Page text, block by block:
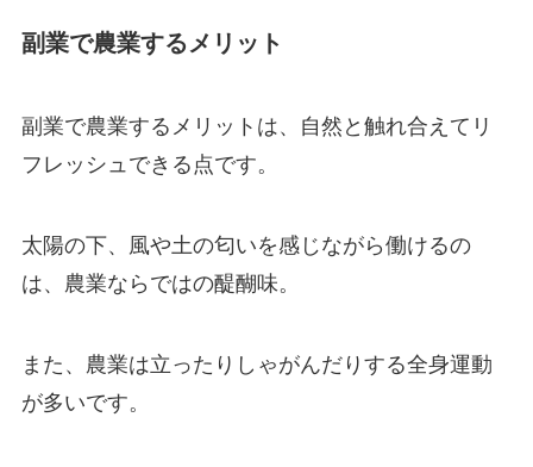
副業で農業するメリット
副業で農業するメリットは、
自然と触れ合えてリ
フレッシュできる点です。
太陽の下、風や土の匂いを感じながら働けるの
は、農業ならではの醍醐味。
また、農業は立ったりしゃがんだりする全身運動
が多いです。